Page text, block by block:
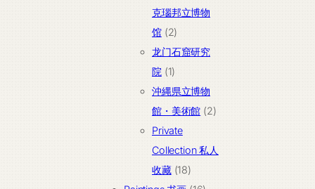
产
品
克瑙邦立博物
馆 22
个
产
品
龙门石窟研究
院 11
个
产
品
沖縄県立博物
館・美術館 22
产
Private
Collection 私人
收藏 1818